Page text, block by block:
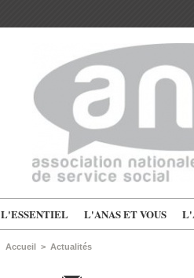
L'ESSENTIEL L'ANAS ET VOUS
Accueil > Actualités